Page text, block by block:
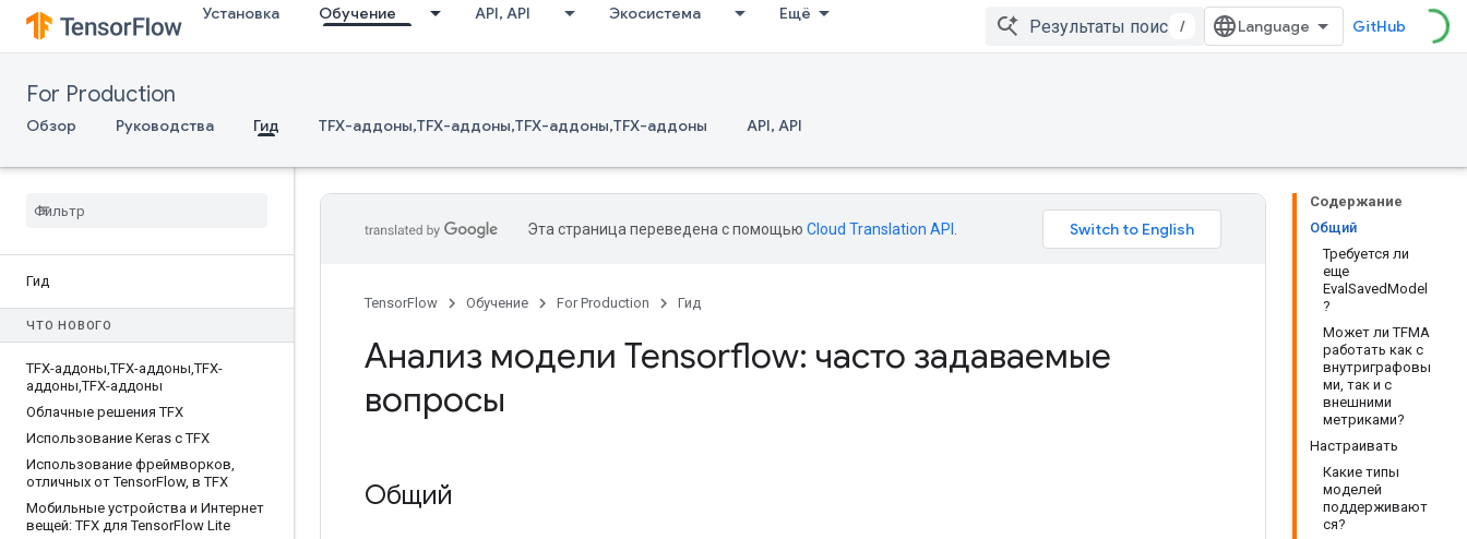
Установка Обучение API, API Экосистема Ещё
/ GitHub
For Production
Обзор Руководства Гид TFX-аддоны,TFX-аддоны,TFX-аддоны,TFX-аддоны API, API
Гид
ЧТО НОВОГО
TFX-аддоны,TFX-аддоны,TFX-
аддоны,TFX-аддоны
Облачные решения TFX
Использование Keras с TFX
Использование фреймворков,
отличных от TensorFlow, в TFX
Мобильные устройства и Интернет
вещей: TFX для TensorFlow Lite
Содержание
Общий
Требуется ли
еще
EvalSavedModel
?
Может ли TFMA
работать как с
внутриграфовы
ми, так и с
внешними
метриками?
Настраивать
Какие типы
моделей
поддерживают
ся?
Эта страница переведена с помощью Cloud Translation API
TensorFlow Обучение For Production Гид
Анализ модели Tensorflow: часто задаваемые
вопросы
Общий